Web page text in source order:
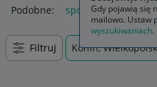
Podobne: sportowe buty
Filtruj Konin,
Gdy pojawią się
mailowo. Ustaw
wyszukiwaniach.